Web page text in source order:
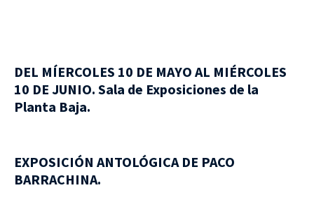
DEL MÍERCOLES 10 DE MAYO AL MIÉRCOLES
10 DE JUNIO. Sala de Exposiciones de la
Planta Baja.
EXPOSICIÓN ANTOLÓGICA DE PACO
BARRACHINA.